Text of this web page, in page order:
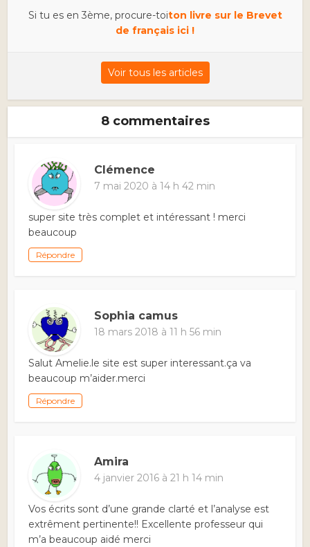
Si tu es en 3ème, procure-toiton livre sur le Brevet
de français ici !
Voir tous les articles
8 commentaires
Clémence
7 mai 2020 à 14 h 42 min
super site très complet et intéressant ! merci
beaucoup
Répondre
Sophia camus
18 mars 2018 à 11 h 56 min
Salut Amelie.le site est super interessant.ça va
beaucoup m’aider.merci
Répondre
Amira
4 janvier 2016 à 21 h 14 min
Vos écrits sont d’une grande clarté et l’analyse est
extrêment pertinente!! Excellente professeur qui
m’a beaucoup aidé merci